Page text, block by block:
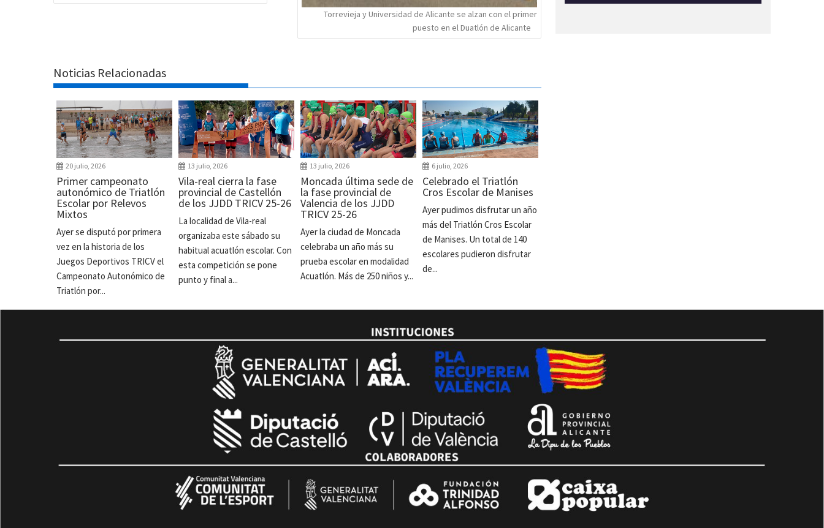
Torrevieja y Universidad de Alicante se alzan con el primer
puesto en el Duatlón de Alicante
Noticias Relacionadas
20 julio, 2026
Primer campeonato
autonómico de Triatlón
Escolar por Relevos
Mixtos
Ayer se disputó por primera
vez en la historia de los
Juegos Deportivos TRICV el
Campeonato Autonómico de
Triatlón por...
13 julio, 2026
Vila-real cierra la fase
provincial de Castellón
de los JJDD TRICV 25-26
La localidad de Vila-real
organizaba este sábado su
habitual acuatlón escolar. Con
esta competición se pone
punto y final a...
13 julio, 2026
Moncada última sede de
la fase provincial de
Valencia de los JJDD
TRICV 25-26
Ayer la ciudad de Moncada
celebraba un año más su
prueba escolar en modalidad
Acuatlón. Más de 250 niños y...
6 julio, 2026
Celebrado el Triatlón
Cros Escolar de Manises
Ayer pudimos disfrutar un año
más del Triatlón Cros Escolar
de Manises. Un total de 140
escolares pudieron disfrutar
de...